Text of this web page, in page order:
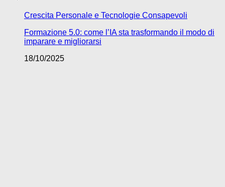
Crescita Personale e Tecnologie Consapevoli
Formazione 5.0: come l’IA sta trasformando il modo di
imparare e migliorarsi
18/10/2025